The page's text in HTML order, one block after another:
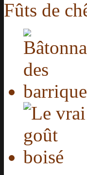
Fûts de